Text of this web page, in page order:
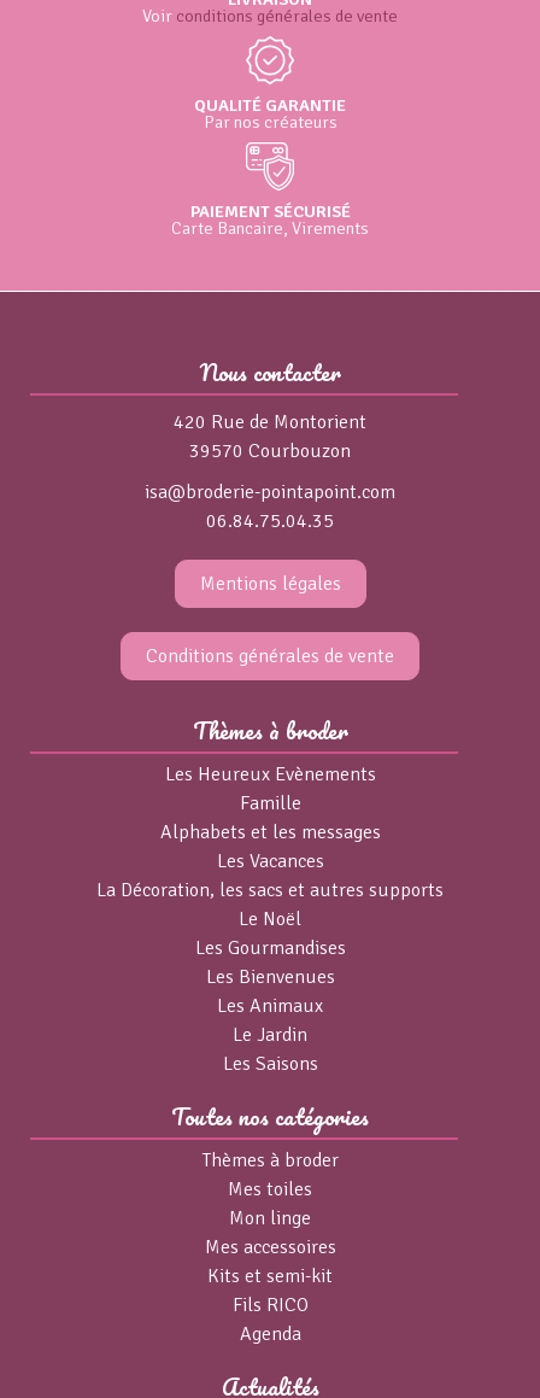
Voir conditions générales de vente
QUALITÉ GARANTIE
Par nos créateurs
PAIEMENT SÉCURISÉ
Carte Bancaire, Virements
Nous contacter
420 Rue de Montorient
39570 Courbouzon
isa@broderie-pointapoint.com
06.84.75.04.35
Mentions légales
Conditions générales de vente
Thèmes à broder
Les Heureux Evènements
Famille
Alphabets et les messages
Les Vacances
La Décoration, les sacs et autres supports
Le Noël
Les Gourmandises
Les Bienvenues
Les Animaux
Le Jardin
Les Saisons
Toutes nos catégories
Thèmes à broder
Mes toiles
Mon linge
Mes accessoires
Kits et semi-kit
Fils RICO
Agenda
Actualités